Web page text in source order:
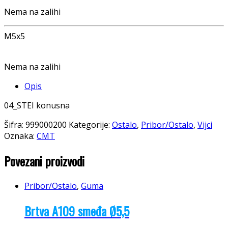
Nema na zalihi
M5x5
Nema na zalihi
Opis
04_STEI konusna
Šifra: 999000200 Kategorije: Ostalo, Pribor/Ostalo, Vijci
Oznaka: CMT
Povezani proizvodi
Pribor/Ostalo, Guma
Brtva A109 smeđa Ø5,5